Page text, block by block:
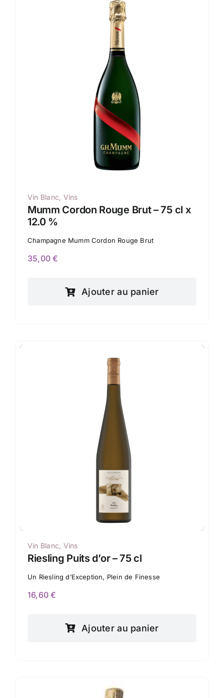
Vin Blanc, Vins
Mumm Cordon Rouge Brut – 75 cl x
12.0 %
Champagne Mumm Cordon Rouge Brut
35,00€
Ajouter au panier
Vin Blanc Vins
Riesling Puits d’or – 75 cl
Un Riesling d’Exception, Plein de Finesse
16,60€
Ajouter au panier